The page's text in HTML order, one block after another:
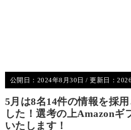
公開日： 2024年8月30日 / 更新日：
5月は8名14件の情報を採
した！選考の上Amazonギ
いたします！